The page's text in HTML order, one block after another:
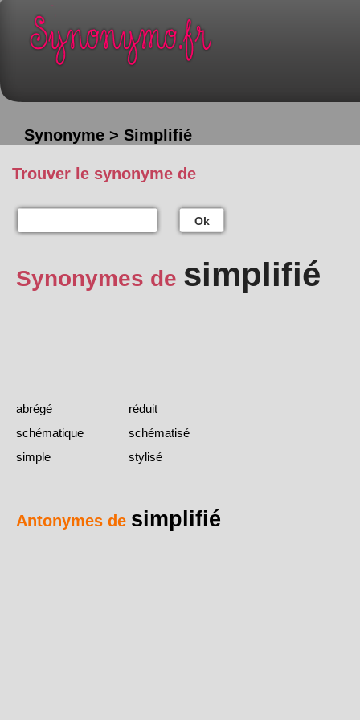
Synonyme > Simplifié
Trouver le synonyme de
Ok
Synonymes de simplifié
abrégé
réduit
schématique
schématisé
simple
stylisé
Antonymes de simplifié